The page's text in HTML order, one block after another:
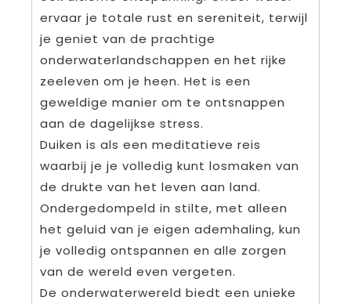
ervaar je totale rust en sereniteit, terwijl
je geniet van de prachtige
onderwaterlandschappen en het rijke
zeeleven om je heen. Het is een
geweldige manier om te ontsnappen
aan de dagelijkse stress.
Duiken is als een meditatieve reis
waarbij je je volledig kunt losmaken van
de drukte van het leven aan land.
Ondergedompeld in stilte, met alleen
het geluid van je eigen ademhaling, kun
je volledig ontspannen en alle zorgen
van de wereld even vergeten.
De onderwaterwereld biedt een unieke